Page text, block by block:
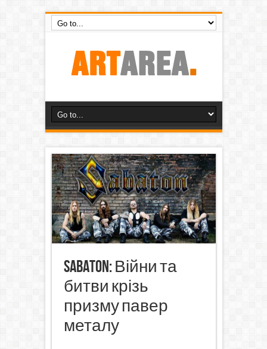
Sabaton: Війни та
битви крізь
призму павер
металу